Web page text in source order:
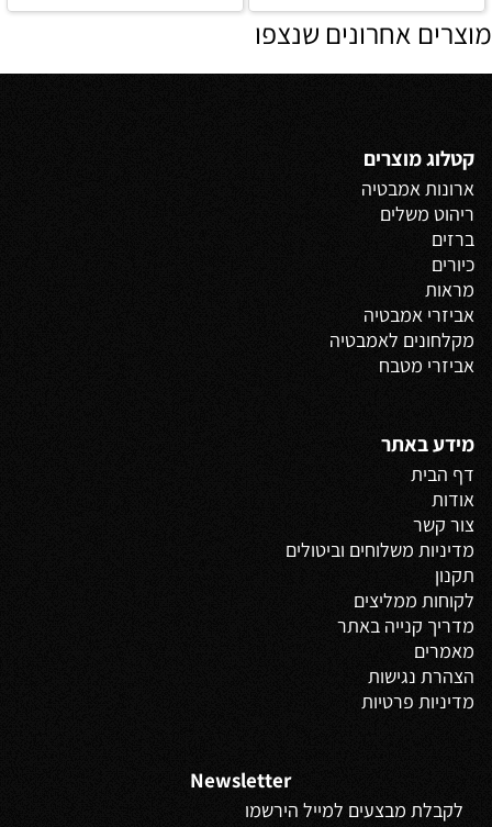
מוצרים אחרונים שנצפו
קטלוג מוצרים
ארונות אמבטיה
ריהוט משלים
ברזים
כיורים
מראות
אביזרי אמבטיה
מקלחונים לאמבטיה
אביזרי מטבח
מידע באתר
דף הבית
אודות
צור קשר
מדיניות משלוחים וביטולים
תקנון
לקוחות ממליצים
מדריך קנייה באתר
מאמרים
הצהרת נגישות
מדיניות פרטיות
Newsletter
לקבלת מבצעים למייל הירשמו